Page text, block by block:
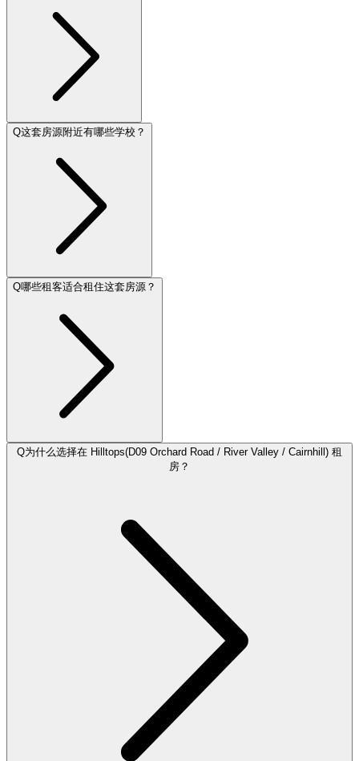
Q这套房源附近有哪些学校？
Q哪些租客适合租住这套房源？
Q为什么选择在 Hilltops(D09 Orchard Road / River Valley / Cairnhill) 租
房？